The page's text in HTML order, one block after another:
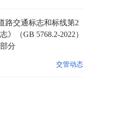
路交通标志和标线第2
》（GB 5768.2-2022）
分
交管动态